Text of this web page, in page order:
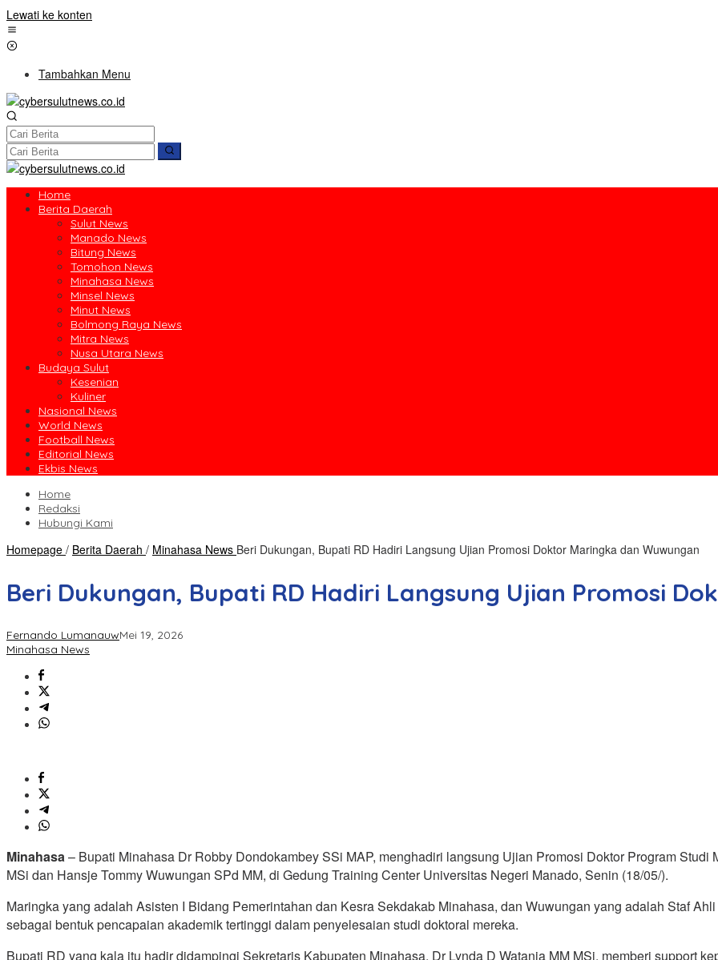
Lewati ke konten
Tambahkan Menu
Home
Berita Daerah
Sulut News
Manado News
Bitung News
Tomohon News
Minahasa News
Minsel News
Minut News
Bolmong Raya News
Mitra News
Nusa Utara News
Budaya Sulut
Kesenian
Kuliner
Nasional News
World News
Football News
Editorial News
Ekbis News
Home
Redaksi
Hubungi Kami
Homepage / Berita Daerah / Minahasa News Beri Dukungan, Bupati RD Hadiri Langsung Ujian Promosi Doktor Maringka dan Wuwungan
Beri Dukungan, Bupati RD Hadiri Langsung Ujian Promosi
Fernando LumanauwMei 19, 2026
Minahasa News
Minahasa– Bupati Minahasa Dr Robby Dondokambey SSi MAP, menghadiri langsung Ujian Promosi Doktor Program
MSi dan Hansje Tommy Wuwungan SPd MM, di Gedung Training Center Universitas Negeri Manado, Senin (18/05/).
Maringka yang adalah Asisten I Bidang Pemerintahan dan Kesra Sekdakab Minahasa, dan Wuwungan yang adalah Staf
sebagai bentuk pencapaian akademik tertinggi dalam penyelesaian studi doktoral mereka.
Bupati RD yang kala itu hadir didampingi Sekretaris Kabupaten Minahasa, Dr Lynda D Watania MM MSi, memberi support